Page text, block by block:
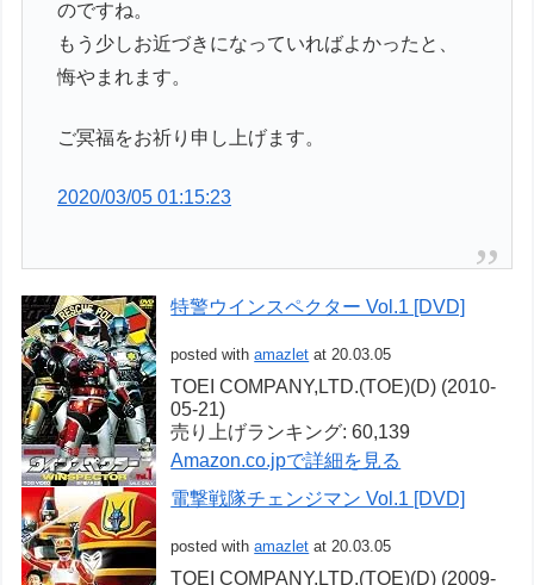
のですね。
もう少しお近づきになっていればよかったと、
悔やまれます。
ご冥福をお祈り申し上げます。
2020/03/05 01:15:23
特警ウインスペクター Vol.1 [DVD]
posted withamazlet at 20.03.05
TOEI COMPANY,LTD.(TOE)(D) (2010-
05-21)
売り上げランキング: 60,139
Amazon.co.jpで詳細を見る
電撃戦隊チェンジマン Vol.1 [DVD]
posted withamazlet at 20.03.05
TOEI COMPANY,LTD.(TOE)(D) (2009-